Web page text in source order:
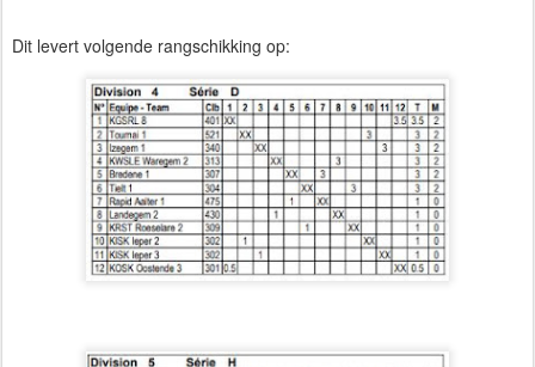
Dit levert volgende rangschikking op: